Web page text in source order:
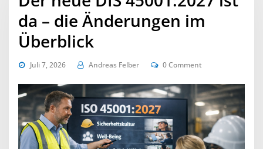
da – die Änderungen im
Überblick
Juli 7, 2026 Andreas Felber 0 Comment